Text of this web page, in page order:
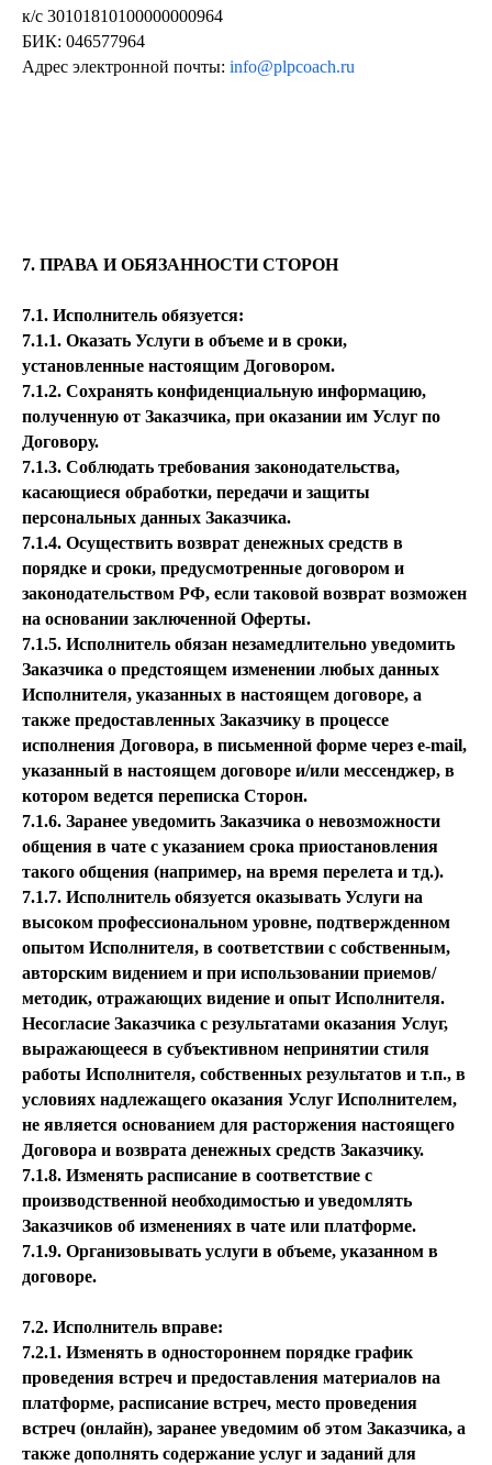
к/с 30101810100000000964
БИК: 046577964
Адрес электронной почты: info@plpcoach.ru
7. ПРАВА И ОБЯЗАННОСТИ СТОРОН
7.1. Исполнитель обязуется:
7.1.1. Оказать Услуги в объеме и в сроки,
установленные настоящим Договором.
7.1.2. Сохранять конфиденциальную информацию,
полученную от Заказчика, при оказании им Услуг по
Договору.
7.1.3. Соблюдать требования законодательства,
касающиеся обработки, передачи и защиты
персональных данных Заказчика.
7.1.4. Осуществить возврат денежных средств в
порядке и сроки, предусмотренные договором и
законодательством РФ, если таковой возврат возможен
на основании заключенной Оферты.
7.1.5. Исполнитель обязан незамедлительно уведомить
Заказчика о предстоящем изменении любых данных
Исполнителя, указанных в настоящем договоре, а
также предоставленных Заказчику в процессе
исполнения Договора, в письменной форме через e-mail,
указанный в настоящем договоре и/или мессенджер, в
котором ведется переписка Сторон.
7.1.6. Заранее уведомить Заказчика о невозможности
общения в чате с указанием срока приостановления
такого общения (например, на время перелета и тд.).
7.1.7. Исполнитель обязуется оказывать Услуги на
высоком профессиональном уровне, подтвержденном
опытом Исполнителя, в соответствии с собственным,
авторским видением и при использовании приемов/
методик, отражающих видение и опыт Исполнителя.
Несогласие Заказчика с результатами оказания Услуг,
выражающееся в субъективном непринятии стиля
работы Исполнителя, собственных результатов и т.п., в
условиях надлежащего оказания Услуг Исполнителем,
не является основанием для расторжения настоящего
Договора и возврата денежных средств Заказчику.
7.1.8. Изменять расписание в соответствие с
производственной необходимостью и уведомлять
Заказчиков об изменениях в чате или платформе.
7.1.9. Организовывать услуги в объеме, указанном в
договоре.
7.2. Исполнитель вправе:
7.2.1. Изменять в одностороннем порядке график
проведения встреч и предоставления материалов на
платформе, расписание встреч, место проведения
встреч (онлайн), заранее уведомим об этом Заказчика, а
также дополнять содержание услуг и заданий для